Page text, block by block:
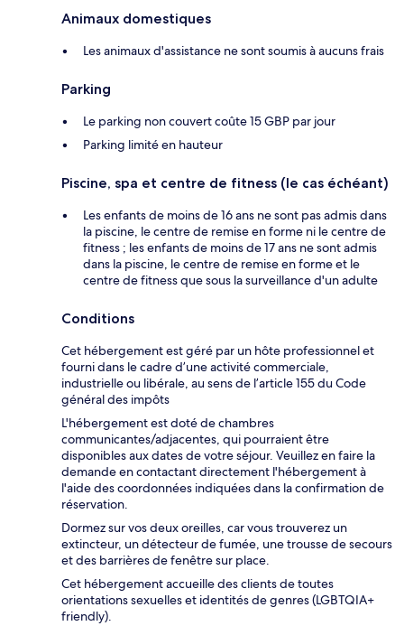
Animaux domestiques
Les animaux d'assistance ne sont soumis à aucuns frais
Parking
Le parking non couvert coûte 15 GBP par jour
Parking limité en hauteur
Piscine, spa et centre de fitness (le cas échéant)
Les enfants de moins de 16 ans ne sont pas admis dans
la piscine, le centre de remise en forme ni le centre de
fitness ; les enfants de moins de 17 ans ne sont admis
dans la piscine, le centre de remise en forme et le
centre de fitness que sous la surveillance d'un adulte
Conditions
Cet hébergement est géré par un hôte professionnel et
fourni dans le cadre d’une activité commerciale,
industrielle ou libérale, au sens de l’article 155 du Code
général des impôts
L'hébergement est doté de chambres
communicantes/adjacentes, qui pourraient être
disponibles aux dates de votre séjour. Veuillez en faire la
demande en contactant directement l'hébergement à
l'aide des coordonnées indiquées dans la confirmation de
réservation.
Dormez sur vos deux oreilles, car vous trouverez un
extincteur, un détecteur de fumée, une trousse de secours
et des barrières de fenêtre sur place.
Cet hébergement accueille des clients de toutes
orientations sexuelles et identités de genres (LGBTQIA+
friendly).